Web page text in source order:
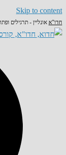
Skip to content
חדו"א אונליין - תרגילים